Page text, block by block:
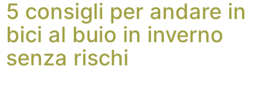
5 consigli per andare in
bici al buio in inverno
senza rischi